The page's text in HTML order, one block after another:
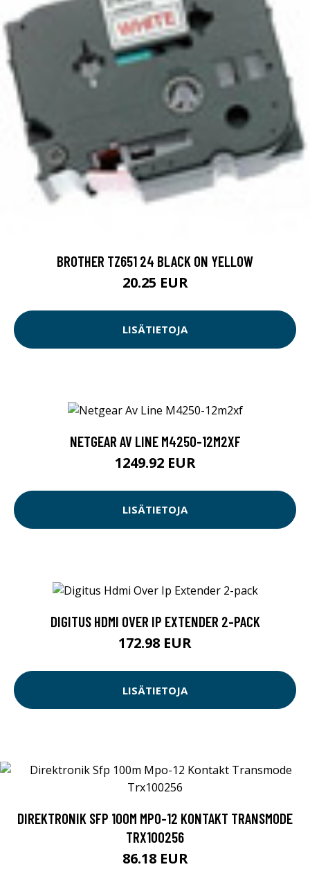
BROTHER TZ651 24 BLACK ON YELLOW
20.25 EUR
LISÄTIETOJA
NETGEAR AV LINE M4250-12M2XF
1249.92 EUR
LISÄTIETOJA
DIGITUS HDMI OVER IP EXTENDER 2-PACK
172.98 EUR
LISÄTIETOJA
DIREKTRONIK SFP 100M MPO-12 KONTAKT TRANSMODE
TRX100256
86.18 EUR